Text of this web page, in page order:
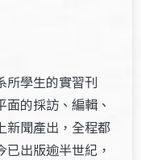
所學生的實習刊
的採訪、編輯、
新聞產出，全程都
出版逾半世紀，